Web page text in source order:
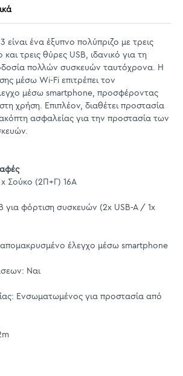
είναι ένα έξυπνο πολύπριζο με τρεις
τρεις θύρες USB, ιδανικό για τη
πολλών συσκευών ταυτόχρονα. Η
μέσω Wi-Fi επιτρέπει τον
μέσω smartphone, προσφέροντας
χρήση. Επιπλέον, διαθέτει προστασία
ασφαλείας για την προστασία των
Σούκο (2Π+Γ) 16A
για φόρτιση συσκευών (2x USB-A / 1x
έλεγχο μέσω smartphone
Ναι
Ενσωματωμένος για προστασία από